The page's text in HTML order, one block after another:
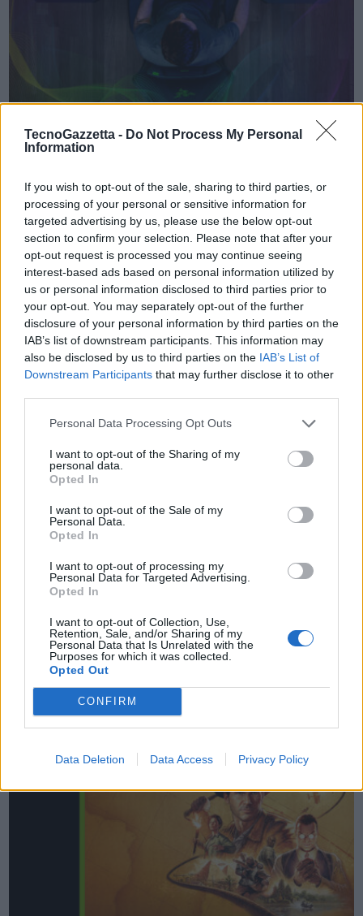
TecnoGazzetta - Do Not Process My Personal
Information
If you wish to opt-out of the sale, sharing to third parties, or
processing of your personal or sensitive information for
targeted advertising by us, please use the below opt-out
section to confirm your selection. Please note that after your
opt-out request is processed you may continue seeing
interest-based ads based on personal information utilized by
us or personal information disclosed to third parties prior to
your opt-out. You may separately opt-out of the further
disclosure of your personal information by third parties on the
IAB’s list of downstream participants. This information may
also be disclosed by us to third parties on the IAB’s List of
Downstream Participants that may further disclose it to other
Personal Data Processing Opt Outs
I want to opt-out of the Sharing of my
personal data.
Opted In
I want to opt-out of the Sale of my
Personal Data.
Opted In
I want to opt-out of processing my
Personal Data for Targeted Advertising.
Opted In
I want to opt-out of Collection, Use,
Retention, Sale, and/or Sharing of my
Personal Data that Is Unrelated with the
Purposes for which it was collected.
Opted Out
CONFIRM
Data Deletion Data Access Privacy Policy
VIEW POST
innovazioni rivoluzionarie e tecnologie
futuristiche
Razer, il leader globale nel lifestyle gaming, presenta oggi al CES
2025 una linea mozzafiato di soluzioni ad alte prestazioni e concept
tecnologici visionari come Project Arielle, la prima sedia da gaming
con sistema di riscaldamento e raffreddamento integrato e …
VIEW POST
GeForce LAN 50: tutti i dettagli della maratona
globale di gaming
NVIDIA ha annunciato il grande ritorno della maratona GeForce
LAN, ora dalla portata globale! Ecco rilasciati tutti dettagli sugli
eventi di gioco, i concorsi, i premi e altro ancora. La celebrazione di